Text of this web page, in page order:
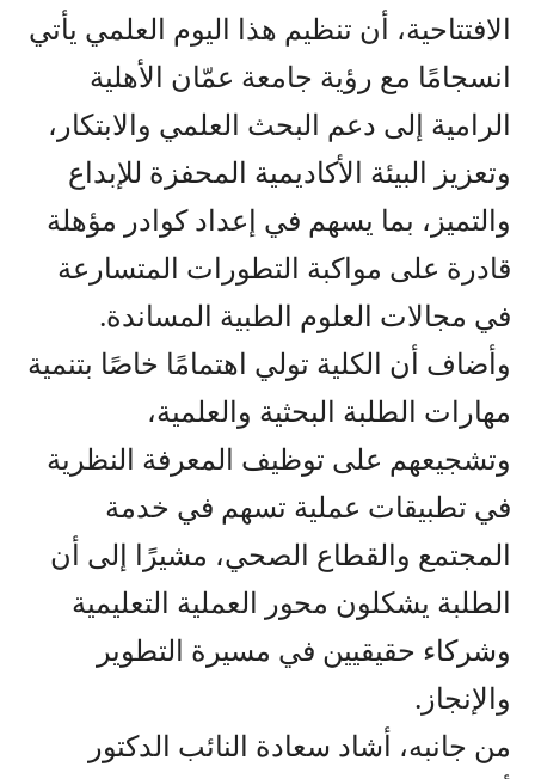
الافتتاحية، أن تنظيم هذا اليوم العلمي يأتي
انسجامًا مع رؤية جامعة عمّان الأهلية
الرامية إلى دعم البحث العلمي والابتكار،
وتعزيز البيئة الأكاديمية المحفزة للإبداع
والتميز، بما يسهم في إعداد كوادر مؤهلة
قادرة على مواكبة التطورات المتسارعة
في مجالات العلوم الطبية المساندة.
وأضاف أن الكلية تولي اهتمامًا خاصًا بتنمية
مهارات الطلبة البحثية والعلمية،
وتشجيعهم على توظيف المعرفة النظرية
في تطبيقات عملية تسهم في خدمة
المجتمع والقطاع الصحي، مشيرًا إلى أن
الطلبة يشكلون محور العملية التعليمية
وشركاء حقيقيين في مسيرة التطوير
والإنجاز.
من جانبه، أشاد سعادة النائب الدكتور